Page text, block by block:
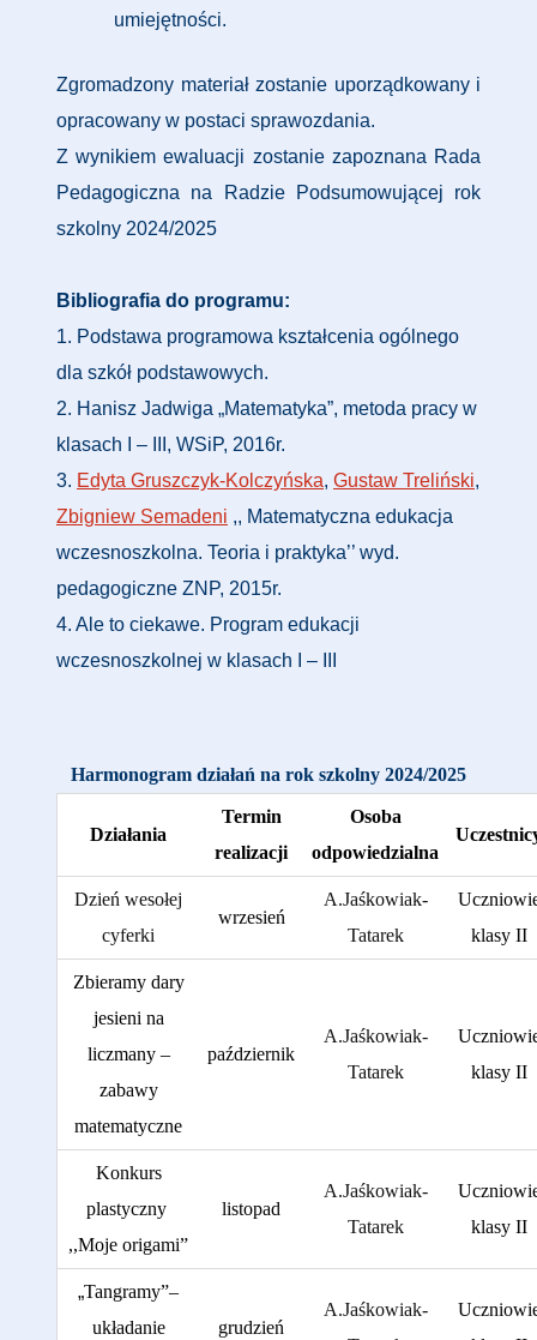
umiejętności.
Zgromadzony materiał zostanie uporządkowany i
opracowany w postaci sprawozdania.
Z wynikiem ewaluacji zostanie zapoznana Rada
Pedagogiczna na Radzie Podsumowującej rok
szkolny 2024/2025
Bibliografia do programu:
1. Podstawa programowa kształcenia ogólnego
dla szkół podstawowych.
2. Hanisz Jadwiga „Matematyka”, metoda pracy w
klasach I – III, WSiP, 2016r.
3. Edyta Gruszczyk-Kolczyńska, Gustaw Treliński,
Zbigniew Semadeni ,, Matematyczna edukacja
wczesnoszkolna. Teoria i praktyka’’ wyd.
pedagogiczne ZNP, 2015r.
4. Ale to ciekawe. Program edukacji
wczesnoszkolnej w klasach I – III
Harmonogram działań na rok szkolny 2024/2025
Działania
Termin
realizacji
Osoba
odpowiedzialna
Dzień wesołej
cyferki
wrzesień
A.Jaśkowiak-
Tatarek
klasy II
Zbieramy dary
jesieni na
liczmany –
zabawy
matematyczne
październik
A.Jaśkowiak-
Tatarek
klasy II
Konkurs
plastyczny
,,Moje origami”
listopad
A.Jaśkowiak-
Tatarek
klasy II
„Tangramy”–
układanie
grudzień
A.Jaśkowiak-